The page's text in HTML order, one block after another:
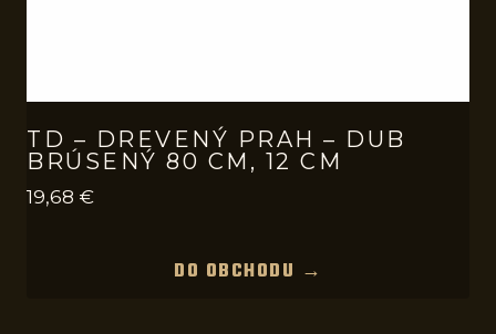
TD – DREVENÝ PRAH – DUB
BRÚSENÝ 80 CM, 12 CM
19,68 €
DO OBCHODU →